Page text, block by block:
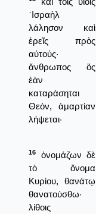
᾿Ισραὴλ
λάλησον καὶ
ἐρεῖς πρὸς
αὐτούς·
ἄνθρωπος ὃς
ἐὰν
καταράσηται
Θεόν, ἁμαρτίαν
λήψεται·
16
ὀνομάζων δὲ
τὸ ὄνομα
Κυρίου, θανάτῳ
θανατούσθω·
λίθοις